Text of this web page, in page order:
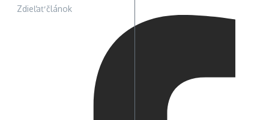
Zdieľať článok